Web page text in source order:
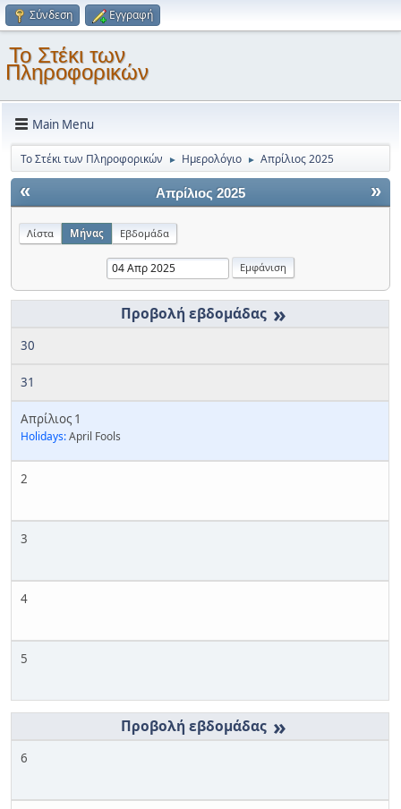
Σύνδεση Εγγραφή
Το Στέκι των
Πληροφορικών
Main Menu
Το Στέκι των Πληροφορικών ► Ημερολόγιο ► Απρίλιος 2025
« »
Απρίλιος 2025
Λίστα Μήνας Εβδομάδα
»
30
31
Απρίλιος 1
Holidays:April Fools
2
3
4
5
»
6